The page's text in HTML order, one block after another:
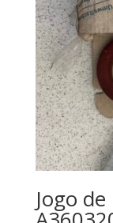
Jogo